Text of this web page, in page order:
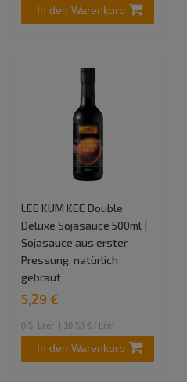
In den Warenkorb
LEE KUM KEE Double
Deluxe Sojasauce 500ml |
Sojasauce aus erster
Pressung, natürlich
gebraut
5,29 €
0.5 Liter | 10,58 € / Liter
In den Warenkorb